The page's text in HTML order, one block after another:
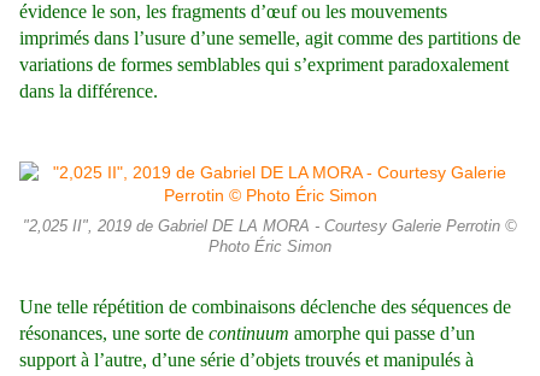
évidence le son, les fragments d’œuf ou les mouvements
imprimés dans l’usure d’une semelle, agit comme des partitions de
variations de formes semblables qui s’expriment paradoxalement
dans la différence.
"2,025 II", 2019 de Gabriel DE LA MORA - Courtesy Galerie Perrotin ©
Photo Éric Simon
Une telle répétition de combinaisons déclenche des séquences de
résonances, une sorte de continuum amorphe qui passe d’un
support à l’autre, d’une série d’objets trouvés et manipulés à